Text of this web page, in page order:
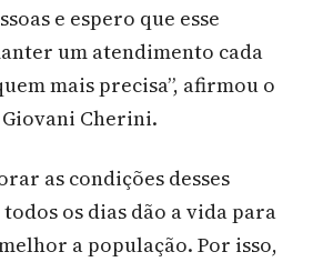
e espero que esse
um atendimento cada
mais precisa”, afirmou o
Cherini.
as condições desses
os dias dão a vida para
a população. Por isso,